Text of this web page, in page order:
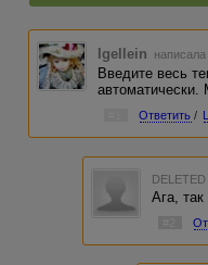
Igellein
Введите весь
Ответить /
DELETED
Ага,